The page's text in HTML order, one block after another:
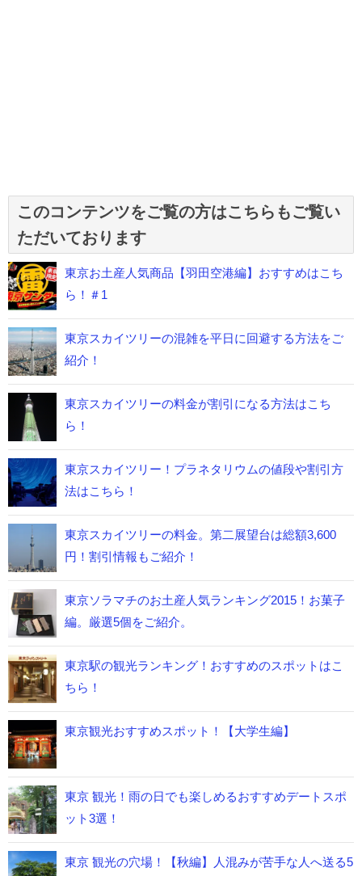
このコンテンツをご覧の方はこちらもご覧い
ただいております
東京お土産人気商品【羽田空港編】おすすめはこち
ら！＃1
東京スカイツリーの混雑を平日に回避する方法をご
紹介！
東京スカイツリーの料金が割引になる方法はこち
ら！
東京スカイツリー！プラネタリウムの値段や割引方
法はこちら！
東京スカイツリーの料金。第二展望台は総額3,600
円！割引情報もご紹介！
東京ソラマチのお土産人気ランキング2015！お菓子
編。厳選5個をご紹介。
東京駅の観光ランキング！おすすめのスポットはこ
ちら！
東京観光おすすめスポット！【大学生編】
東京 観光！雨の日でも楽しめるおすすめデートスポ
ット3選！
東京 観光の穴場！【秋編】人混みが苦手な人へ送る5